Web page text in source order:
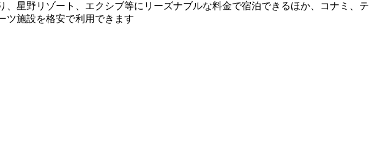
星野リゾート、エクシブ等にリーズナブルな料金で宿泊できるほか、コナミ、テ
ツ施設を格安で利用できます